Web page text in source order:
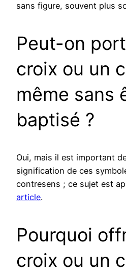
sans figure, souvent plus
Peut-on
croix ou un
même sans
baptisé ?
Oui, mais il est important
signification de ces
contresens ; ce sujet est
article.
Pourquoi
croix ou un